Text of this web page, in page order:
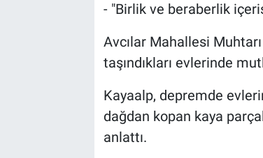
- "Birlik ve beraberlik
Avcılar Mahallesi
taşındıkları evlerinde
Kayaalp, depremde
dağdan kopan kaya
anlattı.